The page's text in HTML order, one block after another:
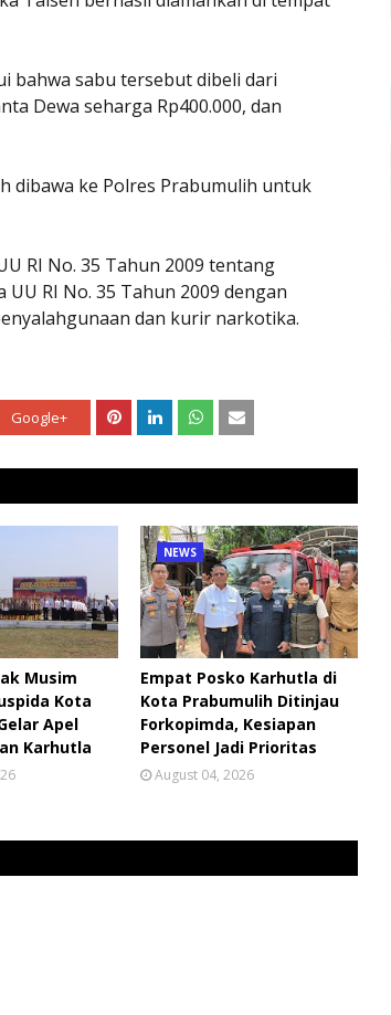
bahwa sabu tersebut dibeli dari
Dewa seharga Rp400.000, dan
dibawa ke Polres Prabumulih untuk
RI No. 35 Tahun 2009 tentang
RI No. 35 Tahun 2009 dengan
dan kurir narkotika.
Google+
Musim
Kota
Apel
Karhutla
NEWS
Empat Posko Karhutla di
Kota Prabumulih Ditinjau
Forkopimda, Kesiapan
Personel Jadi Prioritas
August 04, 2026